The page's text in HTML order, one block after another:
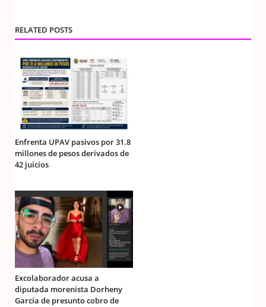
RELATED POSTS
Enfrenta UPAV pasivos por 31.8
millones de pesos derivados de
42 juicios
Excolaborador acusa a
diputada morenista Dorheny
García de presunto cobro de